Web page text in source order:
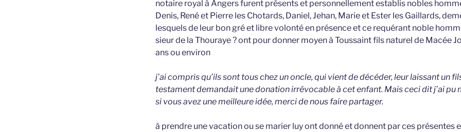
notaire royal à Angers furent présents et personnellement establis nobles
Denis, René et Pierre les Chotards, Daniel, Jehan, Marie et Ester les Gaillards,
lesquels de leur bon gré et libre volonté en présence et ce requérant noble
sieur de la Thouraye ? ont pour donner moyen à Toussaint fils naturel de Macée
ans ou environ
j’ai compris qu’ils sont tous chez un oncle, qui vient de décéder, leur laissant un
testament demandait une donation irrévocable à cet enfant. Mais ceci dit j’ai pu
si vous avez une meilleure idée, merci de nous faire partager.
à prendre une vacation ou se marier luy ont donné et donnent par ces présentes